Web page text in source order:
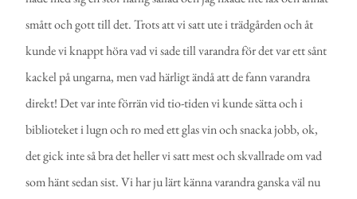
smått och gott till det. Trots att vi satt ute i trädgården och åt
kunde vi knappt höra vad vi sade till varandra för det var ett sånt
kackel på ungarna, men vad härligt ändå att de fann varandra
direkt! Det var inte förrän vid tio-tiden vi kunde sätta och i
biblioteket i lugn och ro med ett glas vin och snacka jobb, ok,
det gick inte så bra det heller vi satt mest och skvallrade om vad
som hänt sedan sist. Vi har ju lärt känna varandra ganska väl nu